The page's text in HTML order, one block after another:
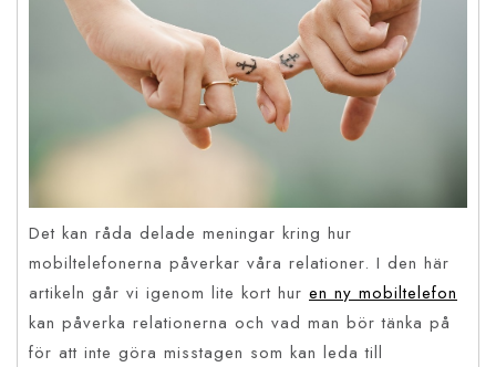
Det kan råda delade meningar kring hur
mobiltelefonerna påverkar våra relationer. I den här
artikeln går vi igenom lite kort hur en ny mobiltelefon
kan påverka relationerna och vad man bör tänka på
för att inte göra misstagen som kan leda till